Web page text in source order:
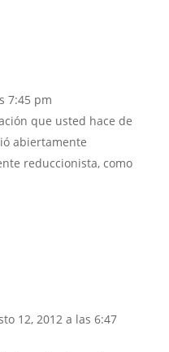
7:45 pm
que usted hace de
abiertamente
reduccionista, como
12, 2012 a las 6:47